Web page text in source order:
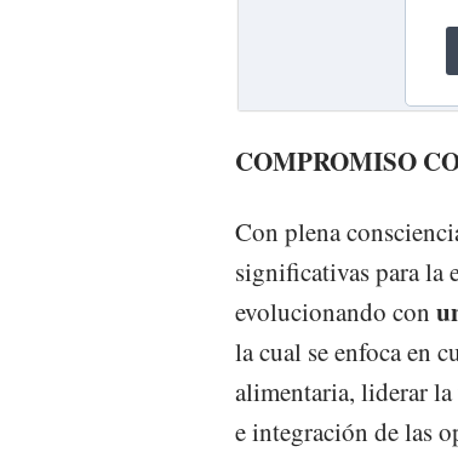
COMPROMISO
Con plena
significativas para la
evolucionando con
la cual se enfoca en
alimentaria, liderar
e integración de las